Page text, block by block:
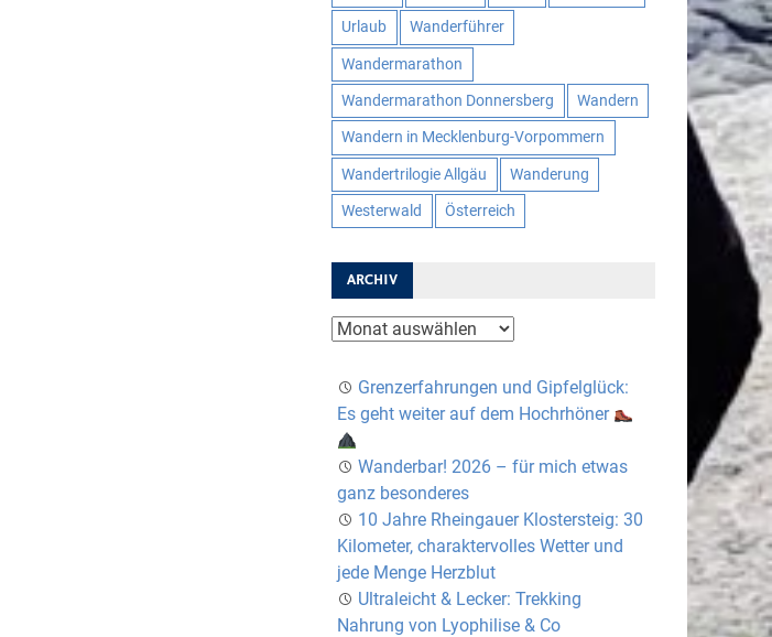
Urlaub Wanderführer
Wandermarathon
Wandermarathon Donnersberg Wandern
Wandern in Mecklenburg-Vorpommern
Wandertrilogie Allgäu Wanderung
Westerwald Österreich
ARCHIV
Archiv
Grenzerfahrungen und Gipfelglück:
Es geht weiter auf dem Hochrhöner
Wanderbar! 2026 – für mich etwas
ganz besonderes
10 Jahre Rheingauer Klostersteig: 30
Kilometer, charaktervolles Wetter und
jede Menge Herzblut
Ultraleicht & Lecker: Trekking
Nahrung von Lyophilise & Co